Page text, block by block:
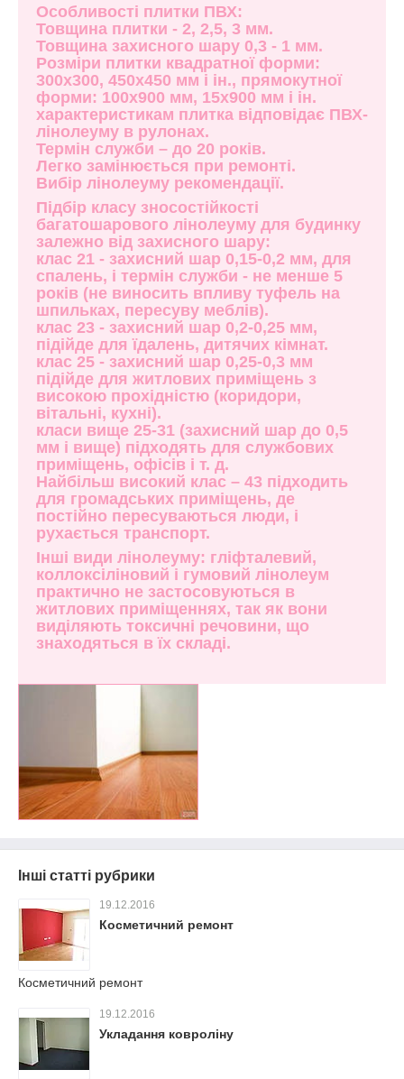
Особливості плитки ПВХ:
Товщина плитки - 2, 2,5, 3 мм.
Товщина захисного шару 0,3 - 1 мм.
Розміри плитки квадратної форми:
300х300, 450х450 мм і ін., прямокутної
форми: 100х900 мм, 15х900 мм і ін.
характеристикам плитка відповідає ПВХ-
лінолеуму в рулонах.
Термін служби – до 20 років.
Легко замінюється при ремонті.
Вибір лінолеуму рекомендації.
Підбір класу зносостійкості
багатошарового лінолеуму для будинку
залежно від захисного шару:
клас 21 - захисний шар 0,15-0,2 мм, для
спалень, і термін служби - не менше 5
років (не виносить впливу туфель на
шпильках, пересуву меблів).
клас 23 - захисний шар 0,2-0,25 мм,
підійде для їдалень, дитячих кімнат.
клас 25 - захисний шар 0,25-0,3 мм
підійде для житлових приміщень з
високою прохідністю (коридори,
вітальні, кухні).
класи вище 25-31 (захисний шар до 0,5
мм і вище) підходять для службових
приміщень, офісів і т. д.
Найбільш високий клас – 43 підходить
для громадських приміщень, де
постійно пересуваються люди, і
рухається транспорт.
Інші види лінолеуму: гліфталевий,
коллоксіліновий і гумовий лінолеум
практично не застосовуються в
житлових приміщеннях, так як вони
виділяють токсичні речовини, що
знаходяться в їх складі.
Інші статті рубрики
19.12.2016
Косметичний ремонт
Косметичний ремонт
19.12.2016
Укладання ковроліну